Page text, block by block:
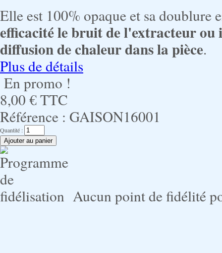
Elle est 100% opaque et sa doublure
efficacité le bruit de l'extracteur
diffusion de chaleur dans la pièce.
Plus de détails
En promo !
8,00 €TTC
Référence : GAISON16001
Quantité :
Aucun point de fidélité